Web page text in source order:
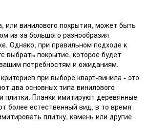
или винилового покрытия, может быть
из-за большого разнообразия
Однако, при правильном подходе к
выбрать покрытие, которое будет
потребностям и ожиданиям.
при выборе кварт-винила - это
два основных типа винилового
плитки. Планки имитируют деревянные
более естественный вид, в то время
плитку, камень или другие